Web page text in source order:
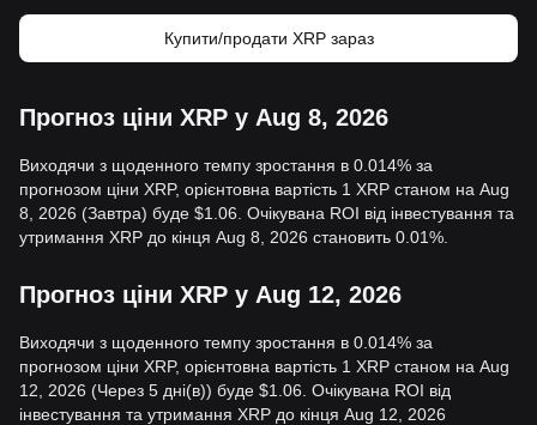
Купити/продати XRP зараз
Прогноз ціни XRP у Aug 8, 2026
Виходячи з щоденного темпу зростання в 0.014% за
прогнозом ціни XRP, орієнтовна вартість 1 XRP станом на Aug
8, 2026 (Завтра) буде $1.06. Очікувана ROI від інвестування та
утримання XRP до кінця Aug 8, 2026 становить 0.01%.
Прогноз ціни XRP у Aug 12, 2026
Виходячи з щоденного темпу зростання в 0.014% за
прогнозом ціни XRP, орієнтовна вартість 1 XRP станом на Aug
12, 2026 (Через 5 дні(в)) буде $1.06. Очікувана ROI від
інвестування та утримання XRP до кінця Aug 12, 2026